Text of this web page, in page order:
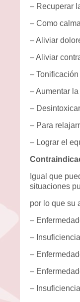
– Recuperar
– Como
– Aliviar
– Aliviar
–
– Aumentar
–
– Para
– Lograr el
Igual que
situaciones
por lo que su
–
–
–
–
–